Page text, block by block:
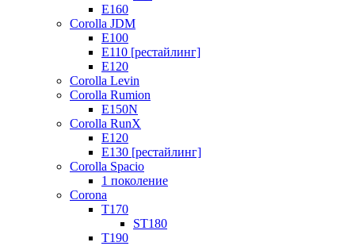
E160
Corolla JDM
E100
E110 [рестайлинг]
E120
Corolla Levin
Corolla Rumion
E150N
Corolla RunX
E120
E130 [рестайлинг]
Corolla Spacio
1 поколение
Corona
T170
ST180
T190